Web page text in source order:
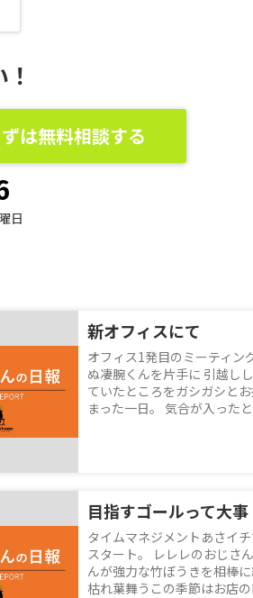
は無料相談する
日
新オフィスにて
オフィス1発目のミーティン
ぬ凄腕くんを片手に 引越し
ていたところをガシガシと
まった一日。 気合が入った
目指すゴールって大事
タイムマネジメントあさイ
スタート。 レレレのおじさ
んが強力な竹ぼうきを相棒に
枯れ葉舞うこの季節はお店